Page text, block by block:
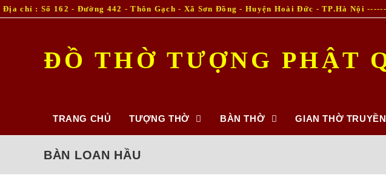
Skip
Địa chỉ : Số 162 - Đường 442 - Thôn Gạch - Xã Sơn Đồng - Huyện Hoài Đức - TP.Hà Nội
ĐỒ THỜ TƯỢNG PHẬT
TRANG CHỦ TƯỢNG THỜ BÀN THỜ GIAN THỜ
BÀN LOAN HẦU